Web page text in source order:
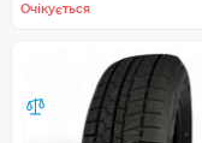
Очікується